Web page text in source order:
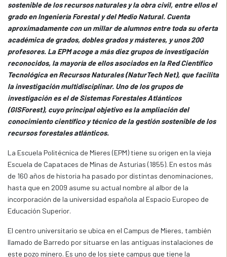
sostenible de los recursos naturales y la obra civil, entre ellos el
grado en Ingeniería Forestal y del Medio Natural. Cuenta
aproximadamente con un millar de alumnos entre toda su oferta
académica de grados, dobles grados y másteres, y unos 200
profesores. La EPM acoge a más diez grupos de investigación
reconocidos, la mayoría de ellos asociados en la Red Científico
Tecnológica en Recursos Naturales (NaturTech Net), que facilita
la investigación multidisciplinar. Uno de los grupos de
investigación es el de Sistemas Forestales Atlánticos
(GISForest), cuyo principal objetivo es la ampliación del
conocimiento científico y técnico de la gestión sostenible de los
recursos forestales atlánticos.
La Escuela Politécnica de Mieres (EPM) tiene su origen en la vieja
Escuela de Capataces de Minas de Asturias (1855). En estos más
de 160 años de historia ha pasado por distintas denominaciones,
hasta que en 2009 asume su actual nombre al albor de la
incorporación de la universidad española al Espacio Europeo de
Educación Superior.
El centro universitario se ubica en el Campus de Mieres, también
llamado de Barredo por situarse en las antiguas instalaciones de
este pozo minero. Es uno de los siete campus que tiene la